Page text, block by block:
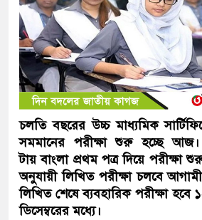
চলতি বছরের উচ্চ মাধ্যমিক
সমমানের পরীক্ষা শুরু হচ্ছে
টায় বাংলা প্রথম পত্র দিয়ে পরীক্ষা
অনুযায়ী লিখিত পরীক্ষা চলবে আগামী
লিখিত শেষে ব্যবহারিক পরীক্ষা হবে
ডিসেম্বরের মধ্যে।